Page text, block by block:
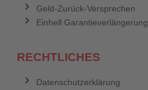
Geld-Zurück-Versprechen
Einhell Garantieverlängerung
RECHTLICHES
Datenschutzerklärung